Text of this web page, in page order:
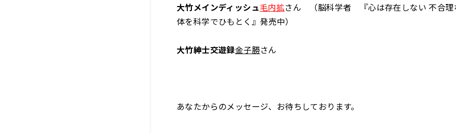
大竹メインディッシュ毛内拡さん （脳科学者 『心は存在しない 不合理
体を科学でひもとく』発売中）
大竹紳士交遊録金子勝さん
あなたからのメッセージ、お待ちしております。